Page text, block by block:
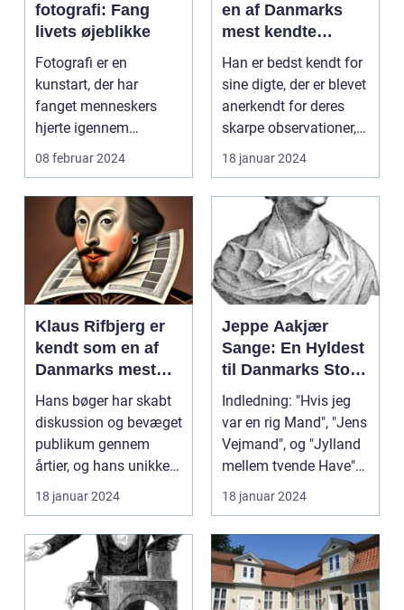
fotografi: Fang
livets øjeblikke
Fotografi er en
kunstart, der har
fanget menneskers
hjerte igennem
generationer. Det er en
08 februar 2024
en af Danmarks
mest kendte
digtere og
forfattere
Han er bedst kendt for
sine digte, der er blevet
anerkendt for deres
skarpe observationer,
dybde og ...
18 januar 2024
Klaus Rifbjerg er
kendt som en af
Danmarks mest
betydningsfulde
forfattere og en af
de mest markante
skikkelser inden
for dansk litteratur
Hans bøger har skabt
diskussion og bevæget
publikum gennem
årtier, og hans unikke
forfatterskab har ...
18 januar 2024
Jeppe Aakjær
Sange: En Hyldest
til Danmarks Store
Digter
Indledning: "Hvis jeg
var en rig Mand", "Jens
Vejmand", og "Jylland
mellem tvende Have"
er blot nogl...
18 januar 2024